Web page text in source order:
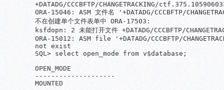
+DATADG/CCCBFTP/CHANGETRACKING/
ORA-15046: ASM 文件名 '+DATADG/CCCBFTP/
不在创建单个文件表单中 ORA-17503:
ksfdopn: 2 未能打开文件 +DATADG/CCCBFTP/
ORA-15012: ASM file '+DATADG/CCCBFTP/
not exist
SQL> select open_mode from v$database;
OPEN_MODE
--------------------
MOUNTED